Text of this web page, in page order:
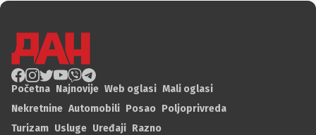
Početna Najnovije Web oglasi Mali oglasi
Nekretnine Automobili Posao Poljoprivreda
Turizam Usluge Uređaji Razno